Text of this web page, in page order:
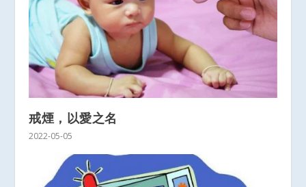
戒煙，以愛之名
2022-05-05